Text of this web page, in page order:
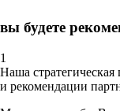
вы будете
1
Наша
и рекомендации